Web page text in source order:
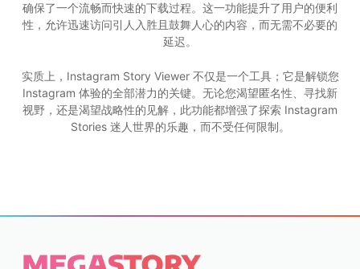
确保了一个流畅而快速的下载过程。这一功能提升了用户的便利
性，允许迅速访问引人入胜且鼓舞人心的内容，而无需不必要的
延迟。
实质上，Instagram Story Viewer 不仅是一个工具；它是解锁您
Instagram 体验的全部潜力的关键。无论您渴望匿名性、寻找新
视野，还是渴望战略性的见解，此功能都增强了探索 Instagram
Stories 迷人世界的乐趣，而不受任何限制。